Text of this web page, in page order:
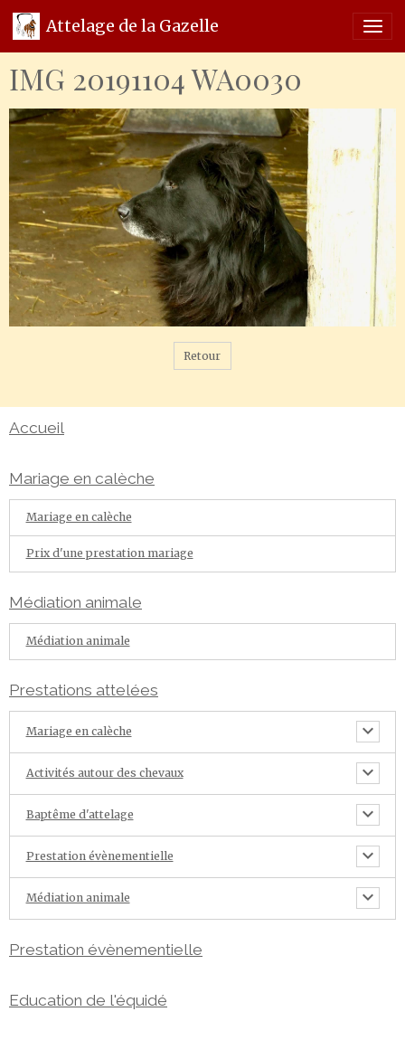
Attelage de la Gazelle
IMG 20191104 WA0030
Retour
Accueil
Mariage en calèche
Mariage en calèche
Prix d'une prestation mariage
Médiation animale
Médiation animale
Prestations attelées
Mariage en calèche
Activités autour des chevaux
Baptême d'attelage
Prestation évènementielle
Médiation animale
Prestation évènementielle
Education de l'équidé